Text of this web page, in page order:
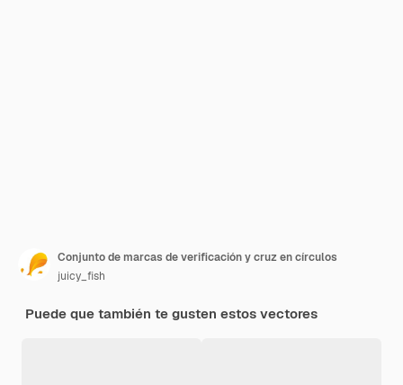
Conjunto de marcas de verificación y cruz en círculos
juicy_fish
Puede que también te gusten estos vectores